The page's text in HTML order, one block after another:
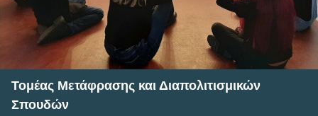
Τομέας Μετάφρασης και Διαπολιτισμικών
Σπουδών